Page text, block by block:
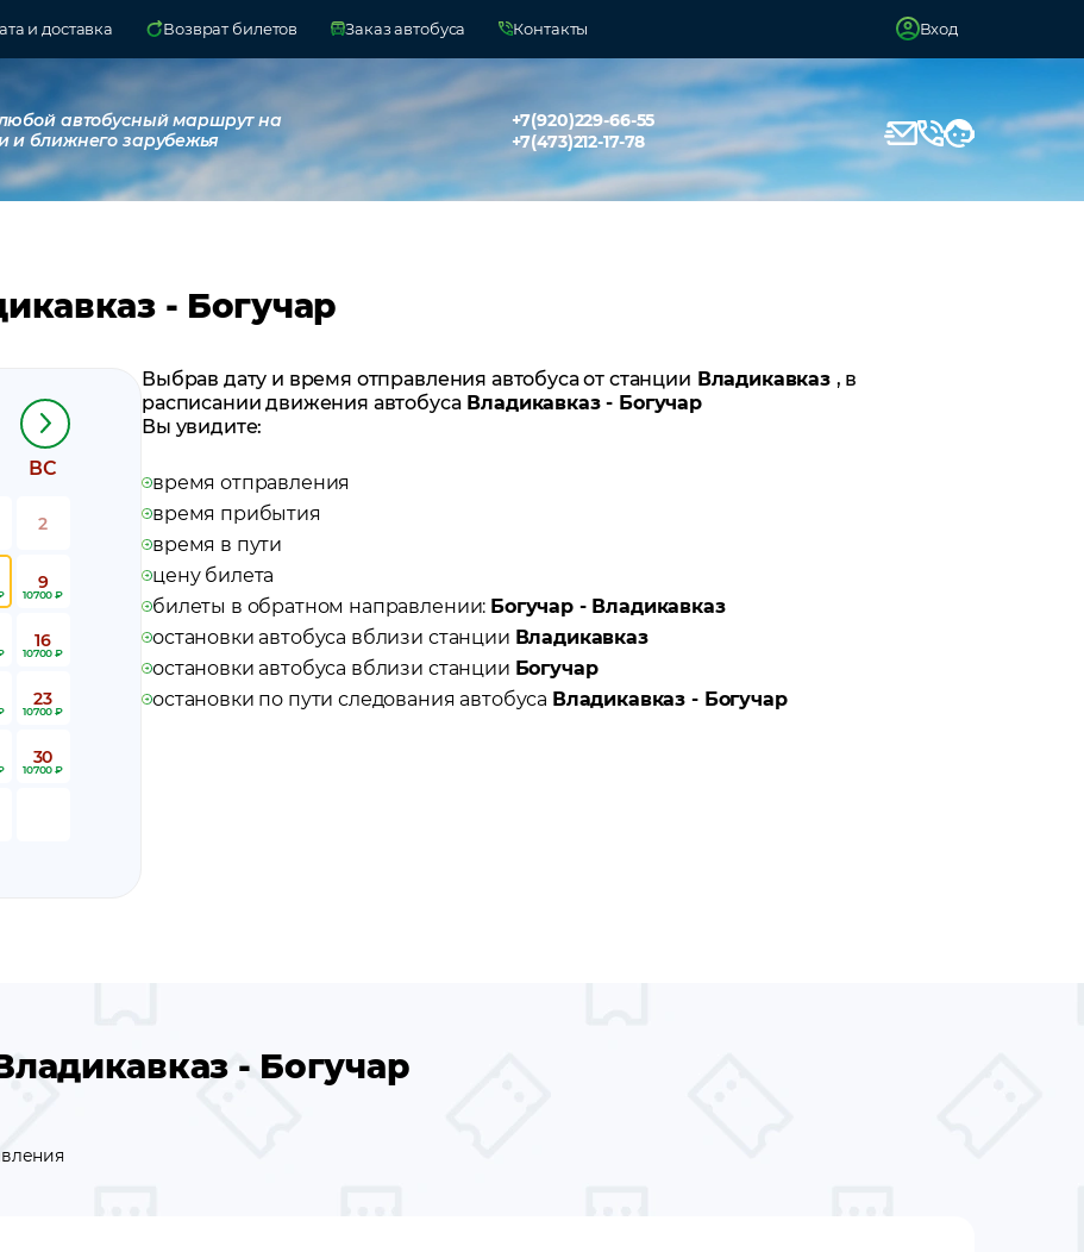
и доставка Возврат билетов Заказ автобуса Контакты Вход
автобусный маршрут на
и ближнего зарубежья
+7(920)229-66-55
+7(473)212-17-78
- Богучар
ВС
2
9
10700 ₽
16
10700 ₽
23
10700 ₽
30
10700 ₽
Выбрав дату и время отправления автобуса от станции Владикавказ , в
расписании движения автобусаВладикавказ - Богучар
Вы увидите:
время отправления
время прибытия
время в пути
цену билета
билеты в обратном направлении: Богучар - Владикавказ
остановки автобуса вблизи станции Владикавказ
остановки автобуса вблизи станции Богучар
остановки по пути следования автобуса Владикавказ - Богучар
- Богучар